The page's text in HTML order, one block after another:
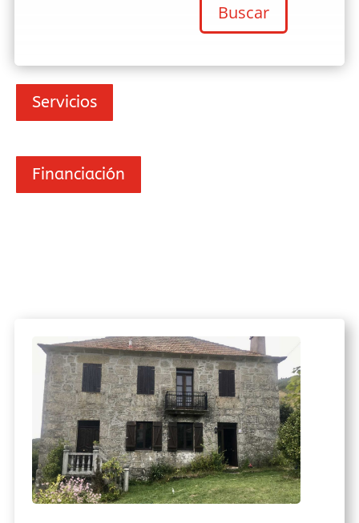
Buscar
Servicios
Financiación